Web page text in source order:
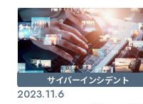
サイバーインシデント
2023.11.6